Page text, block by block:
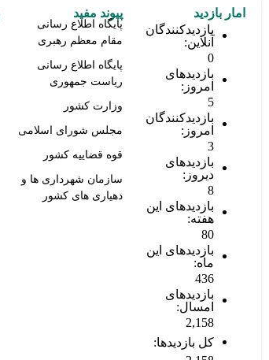
امار بازدید
بازدیدکنندگان
آنلاین:
0
بازدیدهای
امروز:
5
بازدیدکنندگان
امروز:
3
بازدیدهای
دیروز:
8
بازدیدهای این
هفته:
80
بازدیدهای این
ماه:
436
بازدیدهای
امسال:
2,158
کل بازدیدها:
پیوند مفید
پایگاه اطلاع رسانی
مقام معظم رهبری
پایگاه اطلاع رسانی
ریاست جمهوری
وزارت کشور
مجلس شورای اسلامی
قوه قضاییه کشور
سازمان شهرداری ها و
دهیاری های کشور